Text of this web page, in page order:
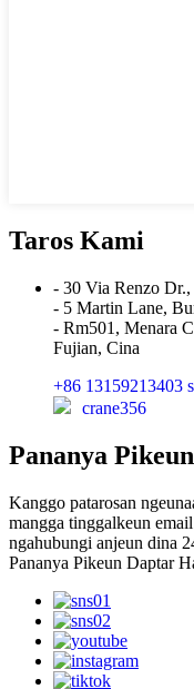
Taros Kami
- 30 Via Renzo
- 5 Martin Lane,
- Rm501, Menara
Fujian, Cina
+86 13159213403
crane356
Pananya
Kanggo patarosan
mangga tinggalkeun
ngahubungi anjeun dina
Pananya Pikeun Daptar